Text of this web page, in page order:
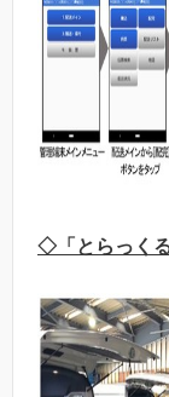
◇「とらっく